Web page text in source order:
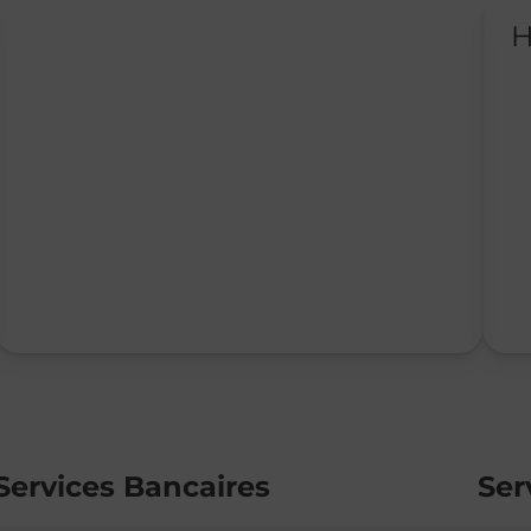
Bancaires